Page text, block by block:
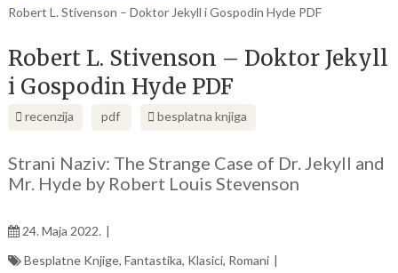
Robert L. Stivenson – Doktor Jekyll i Gospodin Hyde PDF
Robert L. Stivenson – Doktor Jekyll
i Gospodin Hyde PDF
recenzija pdf besplatna knjiga
Strani Naziv: The Strange Case of Dr. Jekyll and
Mr. Hyde by Robert Louis Stevenson
24. Maja 2022.
Besplatne Knjige, Fantastika, Klasici, Romani